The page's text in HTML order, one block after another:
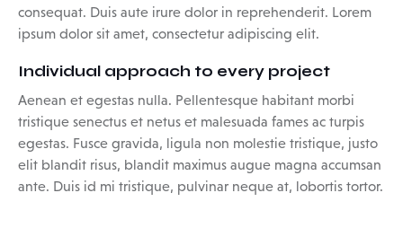
consequat. Duis aute irure dolor in reprehenderit. Lorem
ipsum dolor sit amet, consectetur adipiscing elit.
Individual approach to every project
Aenean et egestas nulla. Pellentesque habitant morbi
tristique senectus et netus et malesuada fames ac turpis
egestas. Fusce gravida, ligula non molestie tristique, justo
elit blandit risus, blandit maximus augue magna accumsan
ante. Duis id mi tristique, pulvinar neque at, lobortis tortor.